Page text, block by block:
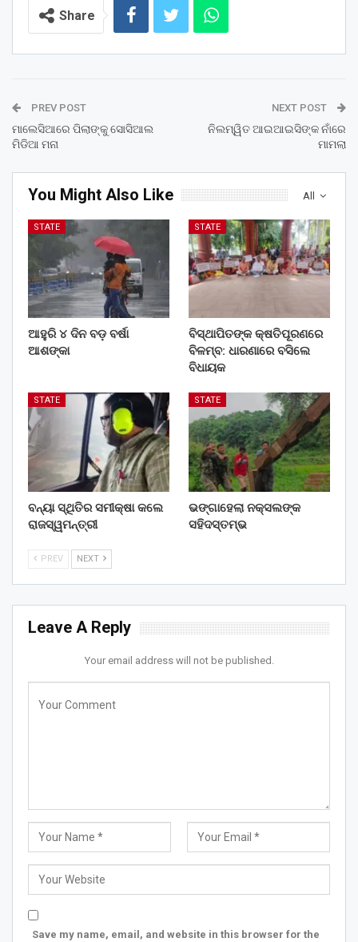
Share
PREV POST
ମାଲେସିଆରେ ପିଲାଙ୍କୁ ସୋସିଆଲ
ମିଡିଆ ମନା
NEXT POST
ନିଲମ୍ୱିତ ଆଇଆଇସିଙ୍କ ନାଁରେ
ମାମଲା
All
You Might Also Like
STATE
ଆହୁରି ୪ ଦିନ ବଡ଼ ବର୍ଷା
ଆଶଙ୍କା
STATE
ବିସ୍ଥାପିତଙ୍କ କ୍ଷତିପୂରଣରେ
ବିଳମ୍ବ: ଧାରଣାରେ ବସିଲେ
ବିଧାୟକ
STATE
ବନ୍ୟା ସ୍ଥିତିର ସମୀକ୍ଷା କଲେ
ରାଜସ୍ୱମନ୍ତ୍ରୀ
STATE
ଭଙ୍ଗାହେଲା ନକ୍ସଲଙ୍କ
ସହିଦସ୍ତମ୍ଭ
PREV NEXT
Leave A Reply
Your email address will not be published.
Save my name, email, and website in this browser for the